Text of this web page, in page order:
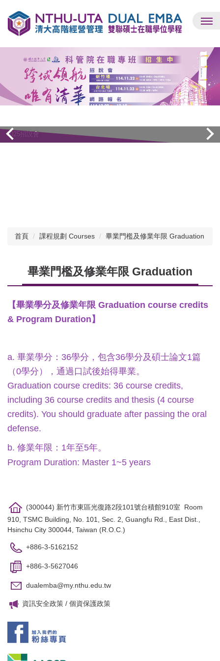
到
主
內
2025招說會
Dual EMBA同步招生中
首頁 課程規劃 Courses 畢業門檻及修業年限 Graduation
畢業門檻及修業年限 Graduation
【畢業學分及修業年限 Graduation course credits
& Program Duration 】
a. 畢業學分：36學分，包含36學分及碩士論文1篇
（0學分），通過口試後始得畢業。
Graduation course credits: 36 course credits,
including 36 course credits and thesis (4 course
credits). You should graduate after passing the oral
defense.
b. 修業年限：1年至5年。
Program Duration: Master 1~5 years
(300044) 新竹市東區光復路2段101號台積館910室 Room
910, TSMC Building, No. 101, Sec. 2, Guangfu Rd., East Dist.,
Hsinchu City 300044, Taiwan (R.O.C.)
+886-3-5162152
+886-3-5627046
dualemba@my.nthu.edu.tw
資訊安全政策 / 個資保護政策